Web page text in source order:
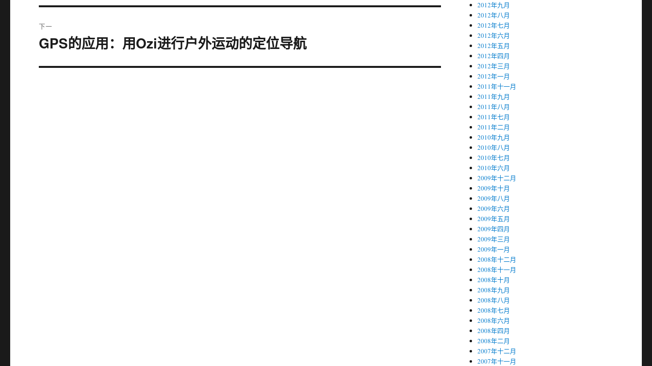
文
章：
下一
下
文
GPS的应用：用Ozi进行户外运动的定位导航
2012年九月
2012年八月
2012年七月
2012年六月
2012年五月
2012年四月
2012年三月
2012年一月
2011年十一月
2011年九月
2011年八月
2011年七月
2011年二月
2010年九月
2010年八月
2010年七月
2010年六月
2009年十二月
2009年十月
2009年八月
2009年六月
2009年五月
2009年四月
2009年三月
2009年一月
2008年十二月
2008年十一月
2008年十月
2008年九月
2008年八月
2008年七月
2008年六月
2008年四月
2008年二月
2007年十二月
2007年十一月